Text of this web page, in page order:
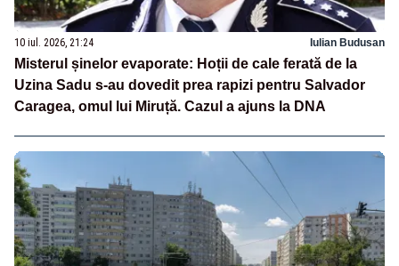
10 iul. 2026, 21:24 Iulian Budusan
Misterul șinelor evaporate: Hoții de cale ferată de la
Uzina Sadu s-au dovedit prea rapizi pentru Salvador
Caragea, omul lui Miruță. Cazul a ajuns la DNA